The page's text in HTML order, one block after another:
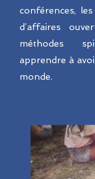
conférences,
d’affaires
méthodes
apprendre à
monde.